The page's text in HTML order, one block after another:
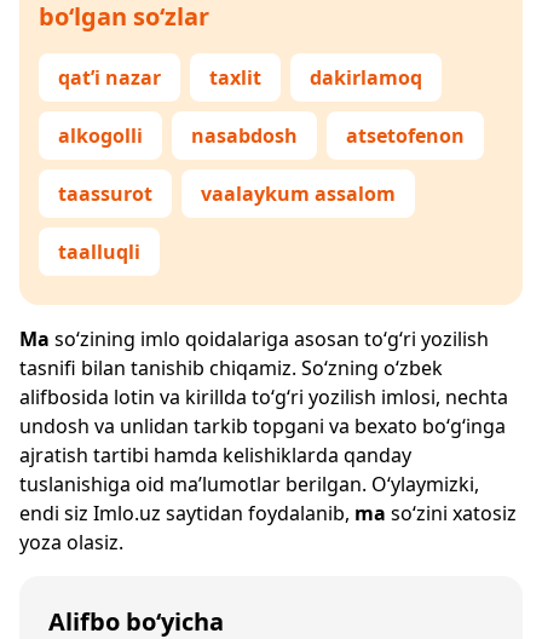
bo‘lgan so‘zlar
qat’i nazar taxlit dakirlamoq
alkogolli nasabdosh atsetofenon
taassurot vaalaykum assalom
taalluqli
Ma so‘zining imlo qoidalariga asosan to‘g‘ri yozilish
tasnifi bilan tanishib chiqamiz. So‘zning o‘zbek
alifbosida lotin va kirillda to‘g‘ri yozilish imlosi, nechta
undosh va unlidan tarkib topgani va bexato bo‘g‘inga
ajratish tartibi hamda kelishiklarda qanday
tuslanishiga oid ma’lumotlar berilgan. O‘ylaymizki,
endi siz Imlo.uz saytidan foydalanib, ma so‘zini xatosiz
yoza olasiz.
Alifbo bo‘yicha